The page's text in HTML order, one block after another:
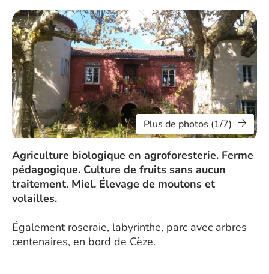
Plus de photos (1/7)
Agriculture biologique en agroforesterie. Ferme
pédagogique. Culture de fruits sans aucun
traitement. Miel. Élevage de moutons et
volailles.
Également roseraie, labyrinthe, parc avec arbres
centenaires, en bord de Cèze.